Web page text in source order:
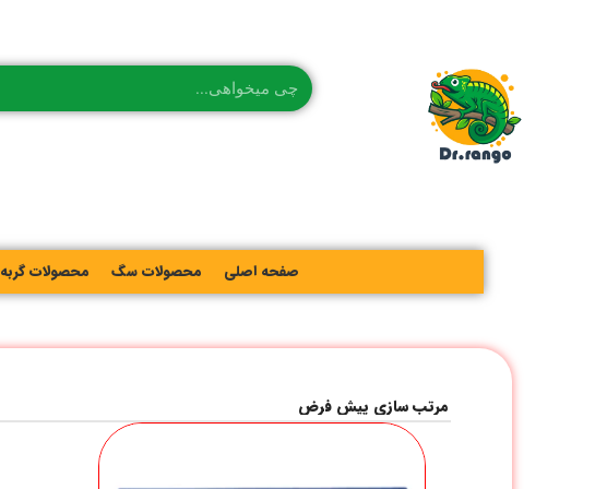
صفحه اصلی محصولات سگ محصولات گربه